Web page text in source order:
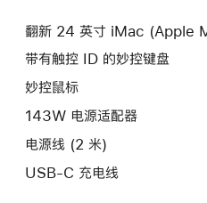
窗
翻新 24 英寸 iMac (Apple
带有触控 ID 的妙控键盘
妙控鼠标
143W 电源适配器
电源线 (2 米)
USB-C 充电线